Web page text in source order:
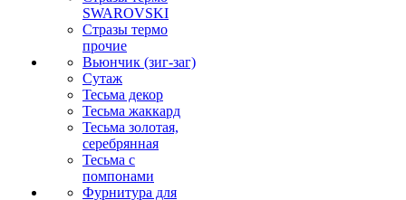
SWAROVSKI
Стразы термо
прочие
Вьюнчик (зиг-заг)
Сутаж
Тесьма декор
Тесьма жаккард
Тесьма золотая,
серебрянная
Тесьма с
помпонами
Фурнитура для